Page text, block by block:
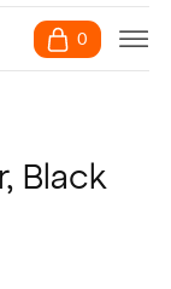
0
Black